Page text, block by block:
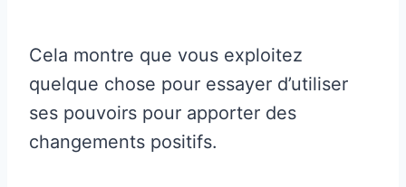
Cela montre que vous exploitez
quelque chose pour essayer d’utiliser
ses pouvoirs pour apporter des
changements positifs.